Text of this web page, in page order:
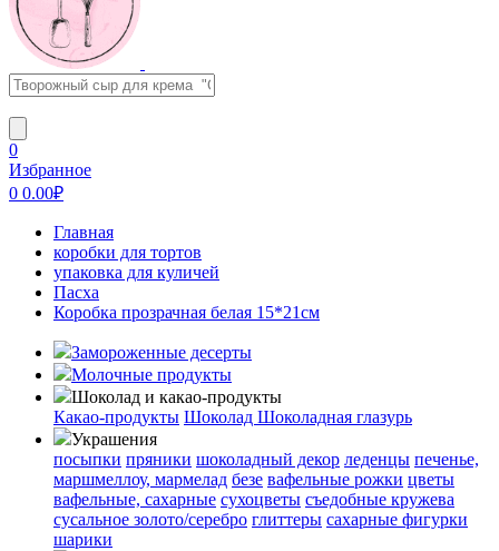
0
Избранное
0 0.00₽
Главная
коробки для тортов
упаковка для куличей
Пасха
Коробка прозрачная белая 15*21см
Замороженные десерты
Молочные продукты
Шоколад и какао-продукты
Какао-продукты Шоколад Шоколадная глазурь
Украшения
посыпки пряники шоколадный декор леденцы печенье,
маршмеллоу, мармелад безе вафельные рожки цветы
вафельные, сахарные сухоцветы съедобные кружева
сусальное золото/серебро глиттеры сахарные фигурки
шарики